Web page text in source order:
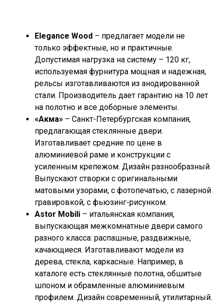
Elegance Wood – предлагает модели не
только эффектные, но и практичные.
Допустимая нагрузка на систему – 120 кг,
используемая фурнитура мощная и надежная,
рельсы изготавливаются из анодированной
стали. Производитель дает гарантию на 10 лет
на полотно и все доборные элементы.
«Акма» – Санкт-Петербургская компания,
предлагающая стеклянные двери.
Изготавливает средние по цене в
алюминиевой раме и конструкции с
усиленным крепежом. Дизайн разнообразный.
Выпускают створки с оригинальными
матовыми узорами, с фотопечатью, с лазерной
гравировкой, с фьюзинг-рисунком.
Astor Mobili – итальянская компания,
выпускающая межкомнатные двери самого
разного класса: распашные, раздвижные,
качающиеся. Изготавливают модели из
дерева, стекла, каркасные. Например, в
каталоге есть стеклянные полотна, обшитые
шпоном и обрамленные алюминиевым
профилем. Дизайн современный, утилитарный.